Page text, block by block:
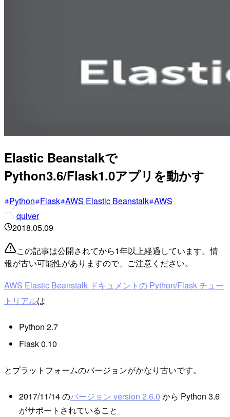
Elastic Beanstalkで
Python3.6/Flask1.0アプリを動かす
Python Flask AWS Elastic Beanstalk AWS
quiver
2018.05.09
この記事は公開されてから1年以上経過しています。情
報が古い可能性がありますので、ご注意ください。
AWS Elastic Beanstalk ドキュメントの Python/Flask チュー
トリアルは
Python 2.7
Flask 0.10
とプラットフォームのバージョンがかなり古いです。
2017/11/14 のバージョン version 2.6.0 から Python 3.6
がサポートされていること